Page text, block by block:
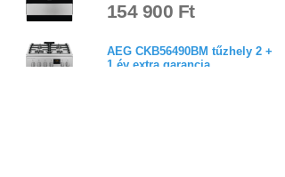
154 900 Ft
AEG CKB56490BM tűzhely 2 +
1 év extra garancia